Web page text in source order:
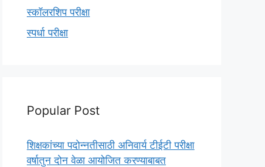
स्कॉलरशिप परीक्षा
स्पर्धा परीक्षा
Popular Post
शिक्षकांच्या पदोन्नतीसाठी अनिवार्य टीईटी परीक्षा
वर्षातुन दोन वेळा आयोजित करण्याबाबत